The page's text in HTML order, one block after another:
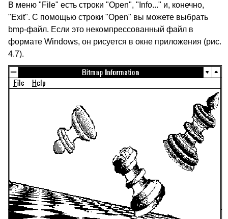
В меню "File" есть строки "Open", "Info..." и, конечно,
"Exit". С помощью строки "Open" вы можете выбрать
bmp-файл. Если это некомпрессованный файл в
формате Windows, он рисуется в окне приложения (рис.
4.7).